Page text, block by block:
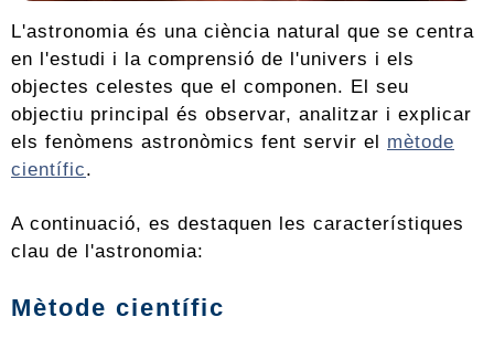
L'astronomia és una ciència natural que se centra
en l'estudi i la comprensió de l'univers i els
objectes celestes que el componen. El seu
objectiu principal és observar, analitzar i explicar
els fenòmens astronòmics fent servir el mètode
científic.
A continuació, es destaquen les característiques
clau de l'astronomia:
Mètode científic